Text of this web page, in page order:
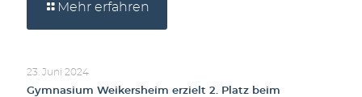
Mehr erfahren
23. Juni 2024
Gymnasium Weikersheim erzielt 2. Platz beim